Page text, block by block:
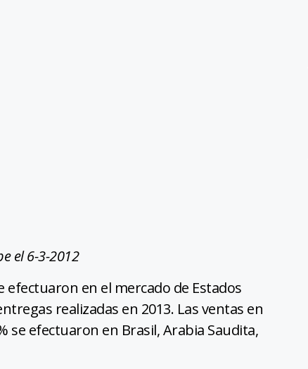
el 6-3-2012
efectuaron en el mercado de Estados
realizadas en 2013. Las ventas en
se efectuaron en Brasil, Arabia Saudita,